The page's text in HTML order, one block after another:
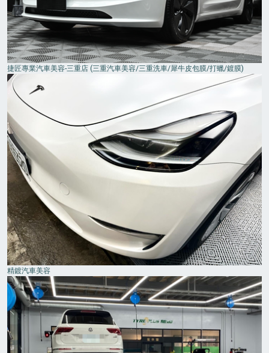
捷匠專業汽車美容-三重店 (三重汽車美容/三重洗車/犀牛皮包膜/打蠟/鍍膜)
精鍍汽車美容